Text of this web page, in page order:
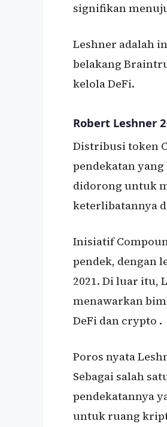
signifikan
Leshner adalah
belakang
kelola DeFi.
Robert Leshner
Distribusi token
pendekatan
didorong untuk
keterlibatannya
Inisiatif
pendek, dengan
2021. Di luar itu,
menawarkan
DeFi dan crypto .
Poros nyata
Sebagai salah
pendekatannya
untuk ruang